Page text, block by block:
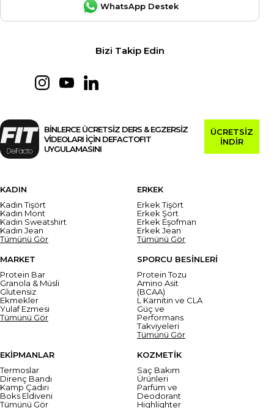
WhatsApp Destek
Bizi Takip Edin
BİNLERCE ÜCRETSİZ DERS & EGZERSİZ
VİDEOLARI İÇİN DEFACTOFIT
UYGULAMASINI
ÜCRETSİZ
İNDİR
KADIN
Kadın Tişört
Kadın Mont
Kadın Sweatshirt
Kadın Jean
Tümünü Gör
ERKEK
Erkek Tişört
Erkek Şort
Erkek Eşofman
Erkek Jean
Tümünü Gör
MARKET
Protein Bar
Granola & Müsli
Glutensiz
Ekmekler
Yulaf Ezmesi
Tümünü Gör
SPORCU BESİNLERİ
Protein Tozu
Amino Asit
(BCAA)
L Karnitin ve CLA
Güç ve
Performans
Takviyeleri
Tümünü Gör
EKİPMANLAR
Termoslar
Direnç Bandı
Kamp Çadırı
Boks Eldiveni
Tümünü Gör
KOZMETİK
Saç Bakım
Ürünleri
Parfüm ve
Deodorant
Highlighter